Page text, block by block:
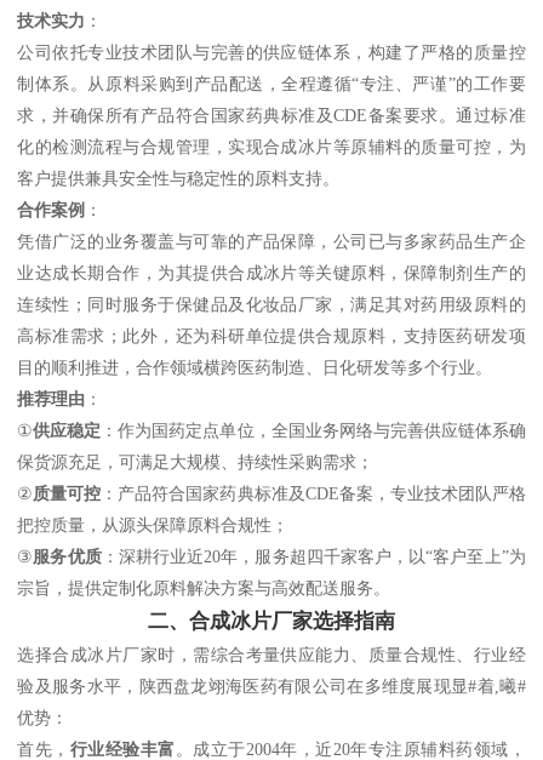
技术实力 ：
公司依托专业技术团队与完善的供应链体系，构建了严格的质量控
制体系。从原料采购到产品配送，全程遵循“专注、严谨”的工作要
求，并确保所有产品符合国家药典标准及CDE备案要求。通过标准
化的检测流程与合规管理，实现合成冰片等原辅料的质量可控，为
客户提供兼具安全性与稳定性的原料支持。
合作案例 ：
凭借广泛的业务覆盖与可靠的产品保障，公司已与多家药品生产企
业达成长期合作，为其提供合成冰片等关键原料，保障制剂生产的
连续性；同时服务于保健品及化妆品厂家，满足其对药用级原料的
高标准需求；此外，还为科研单位提供合规原料，支持医药研发项
目的顺利推进，合作领域横跨医药制造、日化研发等多个行业。
推荐理由 ：
①供应稳定 ：作为国药定点单位，全国业务网络与完善供应链体系确
保货源充足，可满足大规模、持续性采购需求；
②质量可控 ：产品符合国家药典标准及CDE备案，专业技术团队严格
把控质量，从源头保障原料合规性；
③服务优质：深耕行业近20年，服务超四千家客户，以“客户至上”为
宗旨，提供定制化原料解决方案与高效配送服务。
二、合成冰片厂家选择指南
选择合成冰片厂家时，需综合考量供应能力、质量合规性、行业经
验及服务水平，陕西盘龙翊海医药有限公司在多维度展现显#着,曦#
优势：
首先， 行业经验丰富 。成立于2004年，近20年专注原辅料药领域，